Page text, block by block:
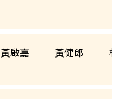
黃啟嘉 黃健郎